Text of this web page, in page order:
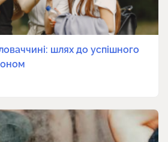
шлях до успішного